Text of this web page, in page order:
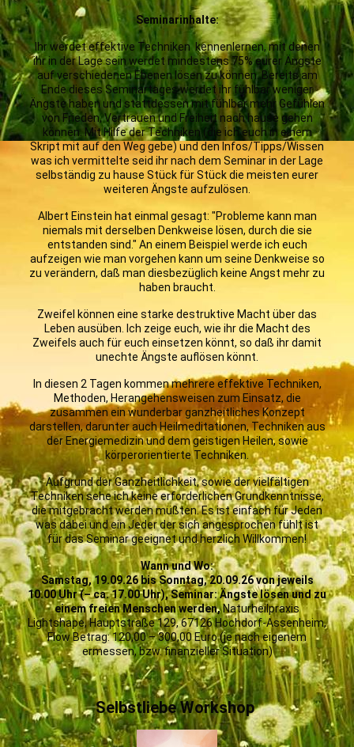
Seminarinhalte:
Ihr werdet effektive Techniken kennenlernen, mit denen
ihr in der Lage sein werdet mindestens 75% eurer Ängste
auf verschiedenen Ebenen lösen zu können. Bereits am
Ende dieses Seminartages werdet ihr fühlbar weniger
Ängste haben und stattdessen mit fühlbar mehr Gefühlen
von Frieden, Vertrauen und Freiheit nach hause gehen
können. Mit Hilfe der Techniken (die ich euch in einem
Skript mit auf den Weg gebe) und den Infos/Tipps/Wissen
was ich vermittelte seid ihr nach dem Seminar in der Lage
selbständig zu hause Stück für Stück die meisten eurer
weiteren Ängste aufzulösen.
Albert Einstein hat einmal gesagt: "Probleme kann man
niemals mit derselben Denkweise lösen, durch die sie
entstanden sind." An einem Beispiel werde ich euch
aufzeigen wie man vorgehen kann um seine Denkweise so
zu verändern, daß man diesbezüglich keine Angst mehr zu
haben braucht.
Zweifel können eine starke destruktive Macht über das
Leben ausüben. Ich zeige euch, wie ihr die Macht des
Zweifels auch für euch einsetzen könnt, so daß ihr damit
unechte Ängste auflösen könnt.
In diesen 2 Tagen kommen mehrere effektive Techniken,
Methoden, Herangehensweisen zum Einsatz, die
zusammen ein wunderbar ganzheitliches Konzept
darstellen, darunter auch Heilmeditationen, Techniken aus
der Energiemedizin und dem geistigen Heilen, sowie
körperorientierte Techniken.
Aufgrund der Ganzheitlichkeit, sowie der vielfältigen
Techniken sehe ich keine erforderlichen Grundkenntnisse,
die mitgebracht werden müßten. Es ist einfach für Jeden
was dabei und ein Jeder der sich angesprochen fühlt ist
für das Seminar geeignet und herzlich Willkommen!
Wann und Wo:
Samstag, 19.09.26 bis Sonntag, 20.09.26 von jeweils
10.00 Uhr (– ca. 17.00 Uhr), Seminar: Ängste lösen und zu
einem freien Menschen werden,Naturheilpraxis
Lightshape, Hauptstraße 129, 67126 Hochdorf-Assenheim,
Flow Betrag: 120,00 – 300,00 Euro (je nach eigenem
ermessen, bzw. finanzieller Situation)
Selbstliebe Workshop